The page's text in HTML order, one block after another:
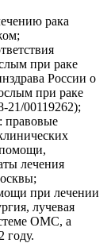
рака
при раке
России о
при раке
21/00119262);
правовые
лечения
при лечении
лучевая
ОМС, а
году.